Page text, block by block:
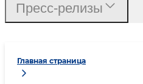
Главная страница
Пресс-релизы